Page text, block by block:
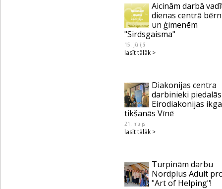
Aicinām darbā
dienas centrā
un ģimenēm
"Sirdsgaisma"
15. jūlijā
lasīt tālāk >
Diakonijas centra
darbinieki piedalās
Eirodiakonijas
tikšanās Vīnē
21. maijs
lasīt tālāk >
Turpinām darbu
Nordplus Adult
"Art of Helping"!